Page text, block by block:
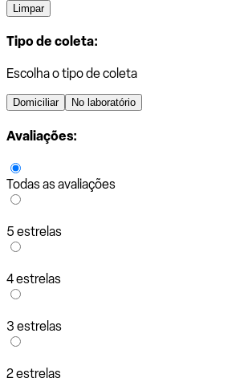
Limpar
Tipo de coleta:
Escolha o tipo de coleta
Domiciliar No laboratório
Avaliações:
Todas as avaliações
5 estrelas
4 estrelas
3 estrelas
2 estrelas